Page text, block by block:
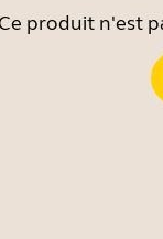
Ce produit n'est